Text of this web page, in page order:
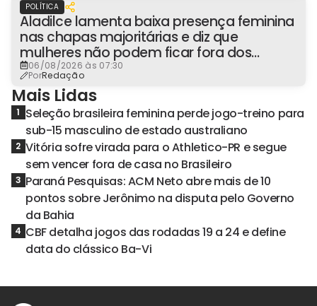
POLÍTICA
Aladilce lamenta baixa presença feminina
nas chapas majoritárias e diz que
mulheres não podem ficar fora dos
espaços de poder
06/08/2026 às 07:30
PorRedação
Mais Lidas
1 Seleção brasileira feminina perde jogo-treino para
sub-15 masculino de estado australiano
2 Vitória sofre virada para o Athletico-PR e segue
sem vencer fora de casa no Brasileiro
3 Paraná Pesquisas: ACM Neto abre mais de 10
pontos sobre Jerônimo na disputa pelo Governo
da Bahia
4 CBF detalha jogos das rodadas 19 a 24 e define
data do clássico Ba-Vi